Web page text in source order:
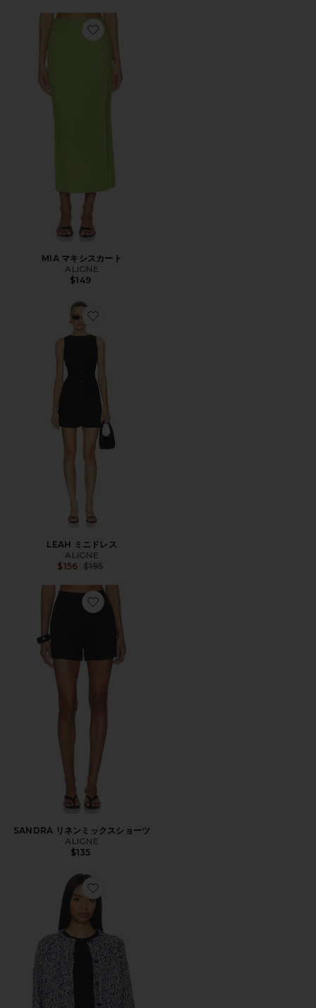
Favorite MIA マキシスカート
MIA マキシスカート
ALIGNE
$149
Favorite LEAH ミニドレス
LEAH ミニドレス
ALIGNE
$156 Previous price:
$195
Favorite SANDRA リネンミックスショーツ
SANDRA リネンミックスショーツ
ALIGNE
$135
Favorite TANIA カーディガン